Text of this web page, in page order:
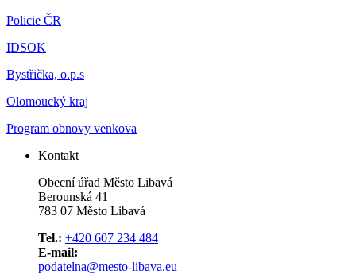
Policie ČR
IDSOK
Bystřička, o.p.s
Olomoucký kraj
Program obnovy venkova
Kontakt
Obecní úřad Město Libavá
Berounská 41
783 07 Město Libavá
Tel.: +420 607 234 484
E-mail:
podatelna@mesto-libava.eu